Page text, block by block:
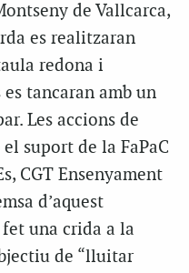
de Vallcarca,
es realitzaran
redona i
tancaran amb un
Les accions de
suport de la FaPaC
CGT Ensenyament
d’aquest
una crida a la
de “lluitar